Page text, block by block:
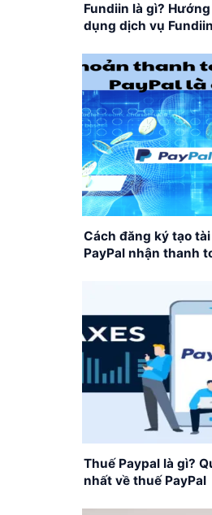
Fundiin là gì?
dụng dịch vụ
Cách đăng ký tạo
PayPal nhận thanh
Thuế Paypal là gì?
nhất về thuế PayPal